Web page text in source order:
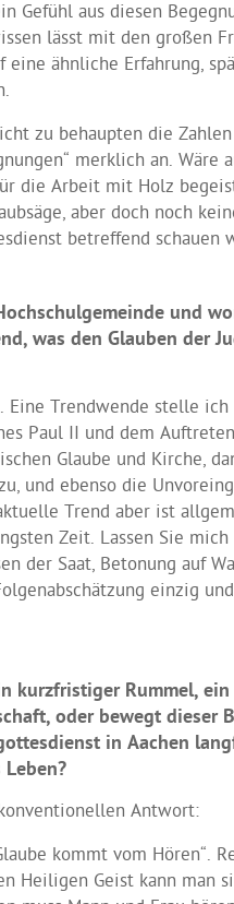
Gefühl aus diesen
lässt mit den großen
ähnliche Erfahrung,
zu behaupten die
merklich an. Wäre
die Arbeit mit Holz
aber doch noch
betreffend schauen
und
was den Glauben der
Trendwende stelle
Paul II und dem
Glaube und Kirche,
und ebenso die
Trend aber ist
Zeit. Lassen Sie
der Saat, Betonung auf
einzig
Rummel, ein
oder bewegt dieser
in Aachen
Antwort:
kommt vom Hören“.
Heiligen Geist kann man